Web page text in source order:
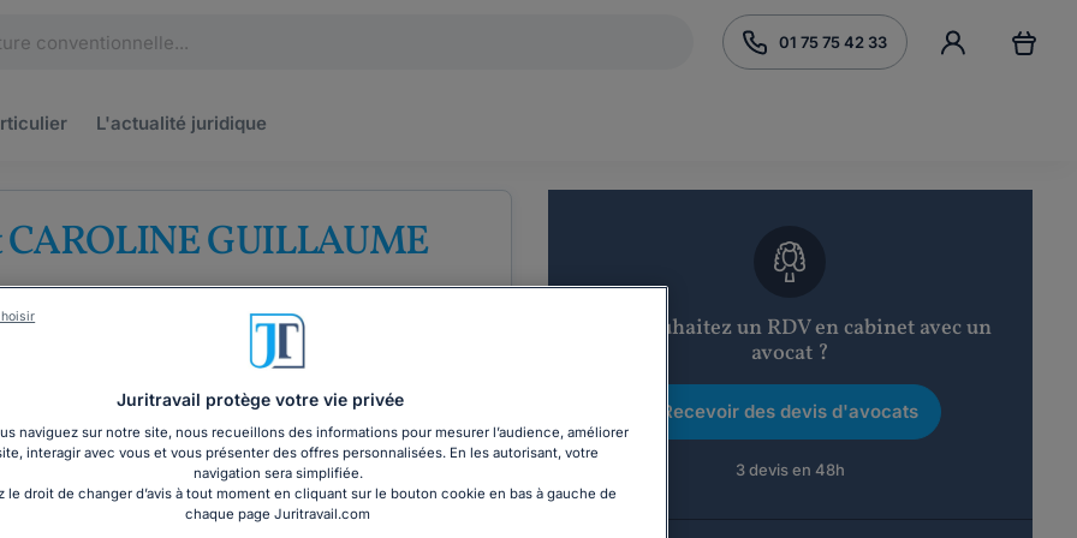
01 75 75 42 33
L'actualité juridique
GUILLAUME
au barreau de Montpellier
COORDONNÉES
Vous souhaitez un RDV en cabinet avec un
avocat ?
Recevoir des devis d'avocats
3 devis en 48h
Juritravail protège votre vie privée
naviguez sur notre site, nous recueillons des informations pour mesurer l’audience, améliorer
interagir avec vous et vous présenter des offres personnalisées. En les autorisant, votre
navigation sera simplifiée.
le droit de changer d’avis à tout moment en cliquant sur le bouton cookie en bas à gauche de
chaque page Juritravail.com